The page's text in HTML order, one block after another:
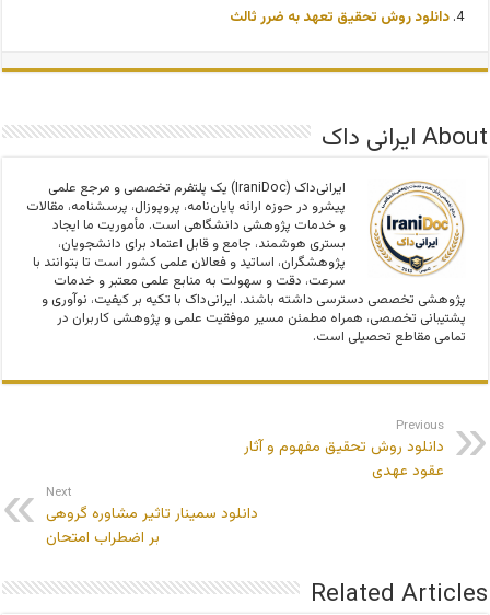
دانلود روش تحقیق تعهد به ضرر ثالث
About ایرانی داک
ایرانی‌داک (IraniDoc) یک پلتفرم تخصصی و مرجع علمی
پیشرو در حوزه ارائه پایان‌نامه، پروپوزال، پرسشنامه، مقالات
و خدمات پژوهشی دانشگاهی است. مأموریت ما ایجاد
بستری هوشمند، جامع و قابل اعتماد برای دانشجویان،
پژوهشگران، اساتید و فعالان علمی کشور است تا بتوانند با
سرعت، دقت و سهولت به منابع علمی معتبر و خدمات
پژوهشی تخصصی دسترسی داشته باشند. ایرانی‌داک با تکیه بر کیفیت، نوآوری و
پشتیبانی تخصصی، همراه مطمئن مسیر موفقیت علمی و پژوهشی کاربران در
تمامی مقاطع تحصیلی است.
Previous
دانلود روش تحقیق مفهوم و آثار
عقود عهدی
Next
دانلود سمینار تاثیر مشاوره گروهی
بر اضطراب امتحان
Related Articles